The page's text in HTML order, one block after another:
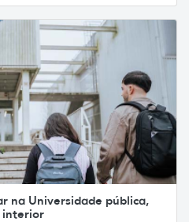
na Universidade pública,
interior